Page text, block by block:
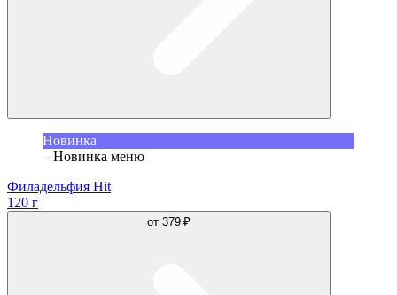
Новинка
Новинка меню
Филадельфия Hit
120 г
от 379 ₽